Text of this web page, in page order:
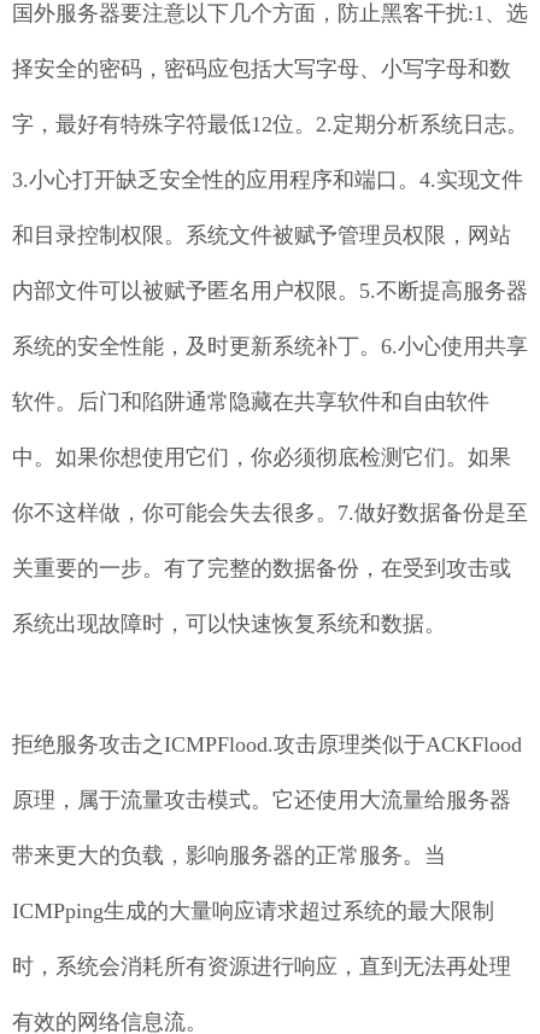
国外服务器要注意以下几个方面，防止黑客干扰:1、选
择安全的密码，密码应包括大写字母、小写字母和数
字，最好有特殊字符最低12位。2.定期分析系统日志。
3.小心打开缺乏安全性的应用程序和端口。4.实现文件
和目录控制权限。系统文件被赋予管理员权限，网站
内部文件可以被赋予匿名用户权限。5.不断提高服务器
系统的安全性能，及时更新系统补丁。6.小心使用共享
软件。后门和陷阱通常隐藏在共享软件和自由软件
中。如果你想使用它们，你必须彻底检测它们。如果
你不这样做，你可能会失去很多。7.做好数据备份是至
关重要的一步。有了完整的数据备份，在受到攻击或
系统出现故障时，可以快速恢复系统和数据。
拒绝服务攻击之ICMPFlood.攻击原理类似于ACKFlood
原理，属于流量攻击模式。它还使用大流量给服务器
带来更大的负载，影响服务器的正常服务。当
ICMPping生成的大量响应请求超过系统的最大限制
时，系统会消耗所有资源进行响应，直到无法再处理
有效的网络信息流。